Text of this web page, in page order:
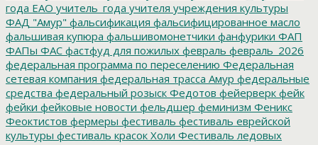
года ЕАО учитель_года учителя учреждения культуры
ФАД "Амур" фальсификация фальсифицированное масло
фальшивая купюра фальшивомонетчики фанфурики ФАП
ФАПы ФАС фастфуд для пожилых февраль февраль_2026
федеральная программа по переселению Федеральная
сетевая компания федеральная трасса Амур федеральные
средства федеральный розыск Федотов фейерверк фейк
фейки фейковые новости фельдшер феминизм Феникс
Феоктистов фермеры фестиваль фестиваль еврейской
культуры фестиваль красок Холи Фестиваль ледовых